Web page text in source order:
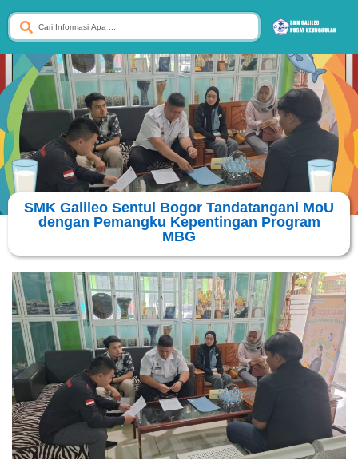
SMK Galileo Sentul Bogor Tandatangani MoU
dengan Pemangku Kepentingan Program
MBG